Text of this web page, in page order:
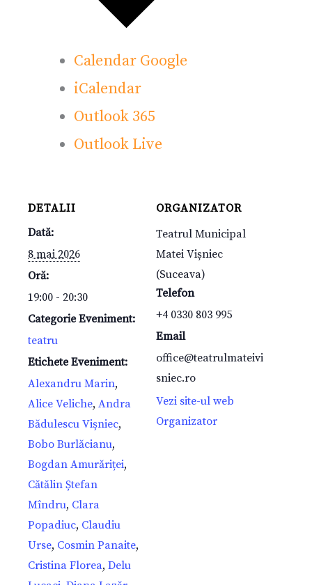
Calendar Google
iCalendar
Outlook 365
Outlook Live
DETALII
Dată:
8 mai 2026
Oră:
19:00 - 20:30
Categorie Eveniment:
teatru
Etichete Eveniment:
Alexandru Marin,
Alice Veliche, Andra
Bădulescu Vişniec,
Bobo Burlăcianu,
Bogdan Amurăriței,
Cătălin Ștefan
Mîndru, Clara
Popadiuc, Claudiu
Urse, Cosmin Panaite,
Cristina Florea, Delu
ORGANIZATOR
Teatrul Municipal
Matei Vișniec
(Suceava)
Telefon
+4 0330 803 995
Email
office@teatrulmateivi
sniec.ro
Vezi site-ul web
Organizator